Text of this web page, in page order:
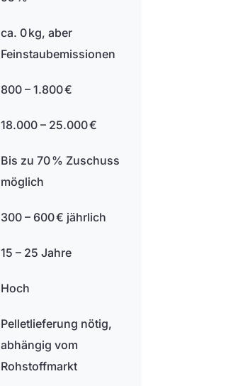
ca. 0 kg, aber
Feinstaubemissionen
800 – 1.800 €
18.000 – 25.000 €
Bis zu 70 % Zuschuss
möglich
300 – 600 € jährlich
15 – 25 Jahre
Hoch
Pelletlieferung nötig,
abhängig vom
Rohstoffmarkt